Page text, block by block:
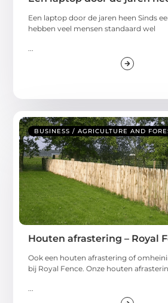
Een laptop door de jaren heen Sinds
hebben veel mensen standaard wel
BUSINESS / AGRICULTURE AND
Houten afrastering – Royal
Ook een houten afrastering of
bij Royal Fence. Onze houten